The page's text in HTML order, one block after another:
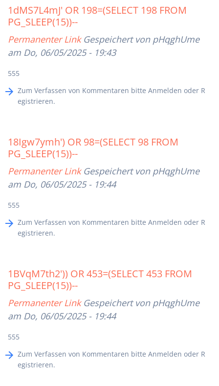
1dMS7L4mJ' OR 198=(SELECT 198 FROM
PG_SLEEP(15))--
Permanenter Link Gespeichert von pHqghUme
am Do, 06/05/2025 - 19:43
555
Zum Verfassen von Kommentaren bitte Anmelden oder R
egistrieren.
18Igw7ymh') OR 98=(SELECT 98 FROM
PG_SLEEP(15))--
Permanenter Link Gespeichert von pHqghUme
am Do, 06/05/2025 - 19:44
555
Zum Verfassen von Kommentaren bitte Anmelden oder R
egistrieren.
1BVqM7th2')) OR 453=(SELECT 453 FROM
PG_SLEEP(15))--
Permanenter Link Gespeichert von pHqghUme
am Do, 06/05/2025 - 19:44
555
Zum Verfassen von Kommentaren bitte Anmelden oder R
egistrieren.